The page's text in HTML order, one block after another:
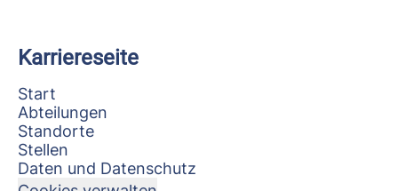
Karriereseite
Start
Abteilungen
Standorte
Stellen
Daten und Datenschutz